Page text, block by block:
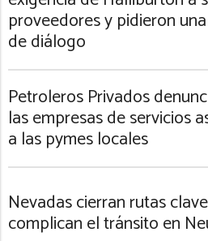
proveedores y pidieron
de diálogo
Petroleros Privados
las empresas de servicios
a las pymes locales
Nevadas cierran rutas
complican el tránsito en